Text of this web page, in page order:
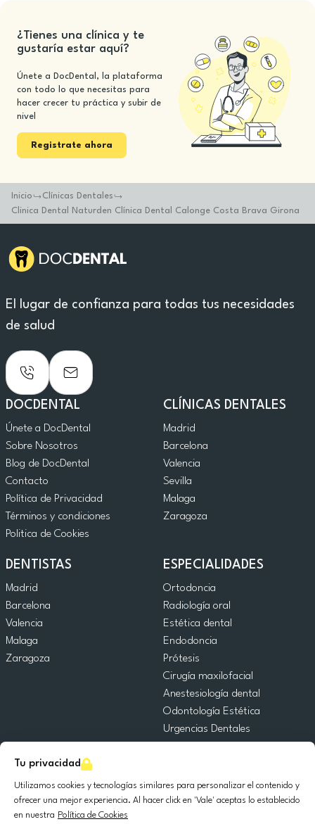
Tu privacidad
Utilizamos cookies y tecnologías similares para personalizar el contenido y
ofrecer una mejor experiencia. Al hacer click en 'Vale' aceptas lo establecido
en nuestra Política de Cookies
¿Tienes una clínica y te
gustaría estar aquí?
Únete a DocDental, la plataforma
con todo lo que necesitas para
hacer crecer tu práctica y subir de
nivel
Registrate ahora
Inicio
Clínicas Dentales
Clinica Dental Naturden Clínica Dental Calonge Costa Brava Girona
El lugar de confianza para todas tus necesidades
de salud
DOCDENTAL
Únete a DocDental
Sobre Nosotros
Blog de DocDental
Contacto
Política de Privacidad
Términos y condiciones
Politica de Cookies
CLÍNICAS DENTALES
Madrid
Barcelona
Valencia
Sevilla
Malaga
Zaragoza
DENTISTAS
Madrid
Barcelona
Valencia
Malaga
Zaragoza
ESPECIALIDADES
Ortodoncia
Radiología oral
Estética dental
Endodoncia
Prótesis
Cirugía maxilofacial
Anestesiología dental
Odontología Estética
Urgencias Dentales
Cirugía Oral
Implantología dental